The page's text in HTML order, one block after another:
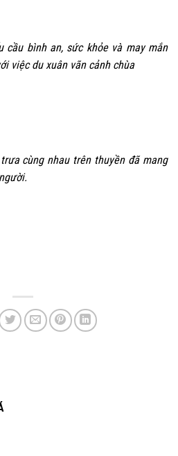
cầu bình an, sức khỏe và may mắn
việc du xuân vãn cảnh chùa
cùng nhau trên thuyền đã mang